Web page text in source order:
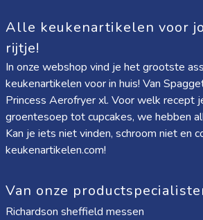
Alle keukenartikelen voor
rijtje!
In onze webshop vind je het grootste
keukenartikelen voor in huis! Van
Princess Aerofryer xl. Voor welk recept
groentesoep tot cupcakes, we hebben
Kan je iets niet vinden, schroom niet en
keukenartikelen.com!
Van onze
Richardson sheffield messen